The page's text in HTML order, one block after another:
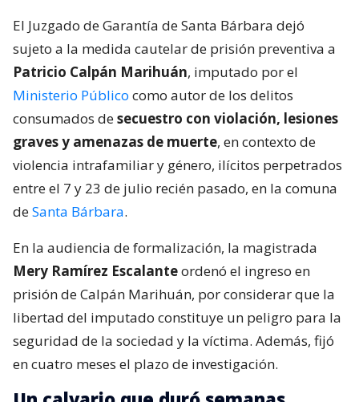
El Juzgado de Garantía de Santa Bárbara dejó
sujeto a la medida cautelar de prisión preventiva a
Patricio Calpán Marihuán, imputado por el
Ministerio Público como autor de los delitos
consumados desecuestro con violación, lesiones
graves y amenazas de muerte, en contexto de
violencia intrafamiliar y género, ilícitos perpetrados
entre el 7 y 23 de julio recién pasado, en la comuna
deSanta Bárbara.
En la audiencia de formalización, la magistrada
Mery Ramírez Escalanteordenó el ingreso en
prisión de Calpán Marihuán, por considerar que la
libertad del imputado constituye un peligro para la
seguridad de la sociedad y la víctima. Además, fijó
en cuatro meses el plazo de investigación.